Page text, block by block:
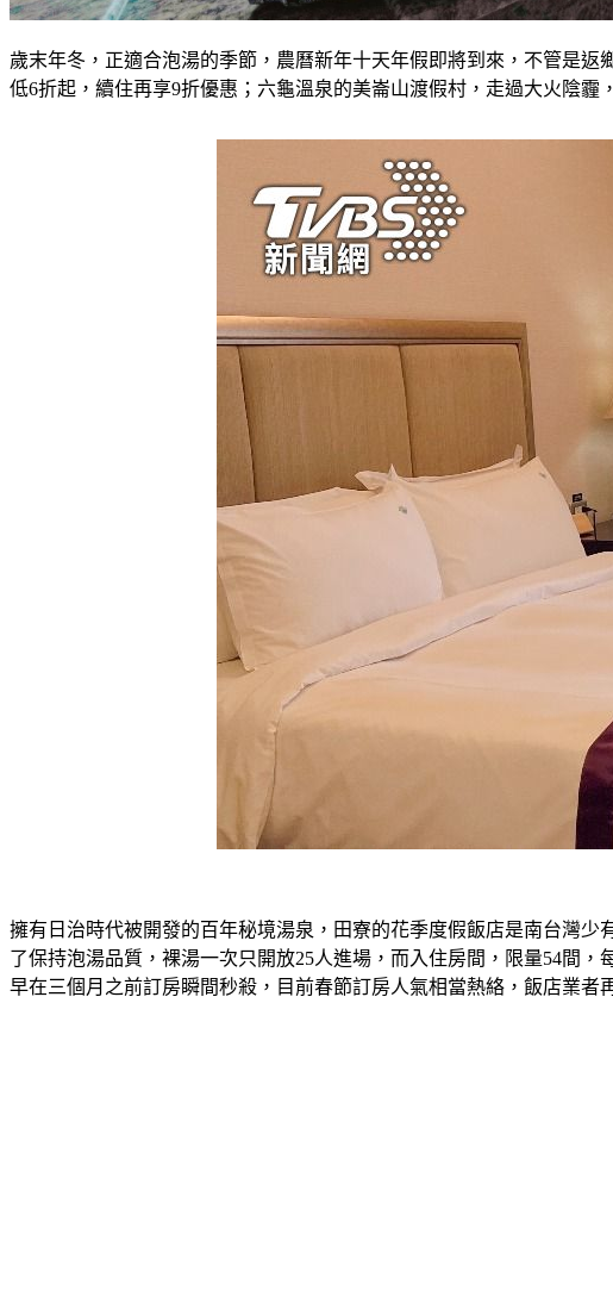
歲末年冬，正適合泡湯的季節，農曆新年十天年假即將到來，不管是
低6折起，續住再享9折優惠；六龜溫泉的美崙山渡假村，走過大火陰霾
擁有日治時代被開發的百年秘境湯泉，田寮的花季度假飯店是南台灣
了保持泡湯品質，裸湯一次只開放25人進場，而入住房間，限量54間
早在三個月之前訂房瞬間秒殺，目前春節訂房人氣相當熱絡，飯店業